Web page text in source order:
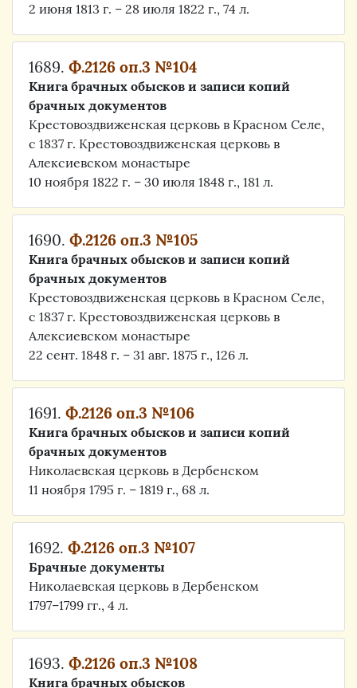
2 июня 1813 г. – 28 июля 1822 г., 74 л.
1689. Ф.2126 оп.3 №104
Книга брачных обысков и записи копий
брачных документов
Крестовоздвиженская церковь в Красном Селе,
с 1837 г. Крестовоздвиженская церковь в
Алексиевском монастыре
10 ноября 1822 г. – 30 июля 1848 г., 181 л.
1690. Ф.2126 оп.3 №105
Книга брачных обысков и записи копий
брачных документов
Крестовоздвиженская церковь в Красном Селе,
с 1837 г. Крестовоздвиженская церковь в
Алексиевском монастыре
22 сент. 1848 г. – 31 авг. 1875 г., 126 л.
1691. Ф.2126 оп.3 №106
Книга брачных обысков и записи копий
брачных документов
Николаевская церковь в Дербенском
11 ноября 1795 г. – 1819 г., 68 л.
1692. Ф.2126 оп.3 №107
Брачные документы
Николаевская церковь в Дербенском
1797–1799 гг., 4 л.
1693. Ф.2126 оп.3 №108
Книга брачных обысков